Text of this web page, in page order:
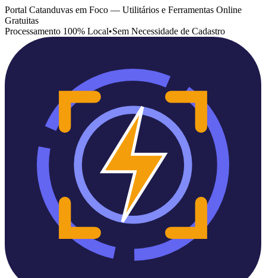
Portal Catanduvas em Foco — Utilitários e Ferramentas Online
Gratuitas
Processamento 100% Local•Sem Necessidade de Cadastro